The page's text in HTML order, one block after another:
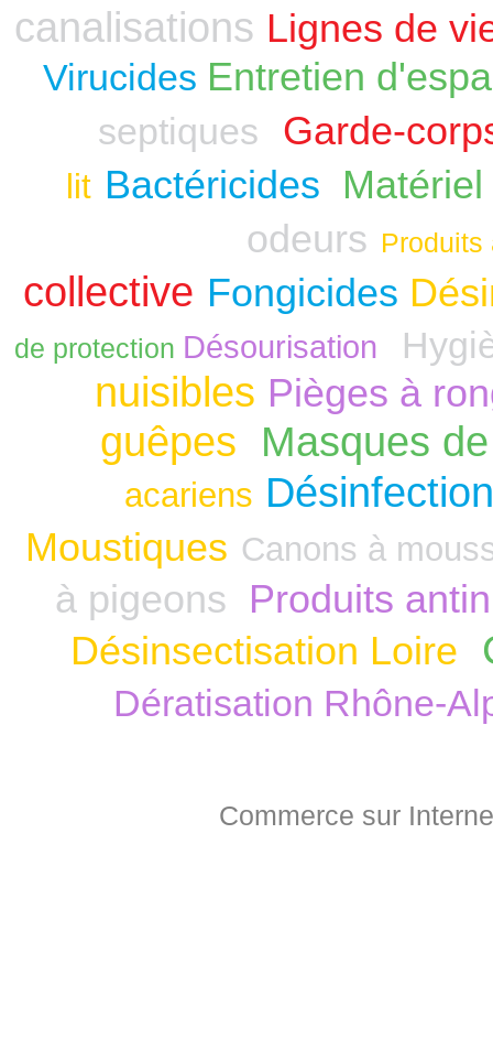
canalisations Lignes de
Virucides Entretien
septiques Garde-
lit Bactéricides
odeurs Produits
collective Fongicides
de protection Désourisation
nuisibles Pièges à
guêpes Masques
acariens
Moustiques Canons à
à pigeons Produits
Désinsectisation Loire
Dératisation Rhône-
Commerce sur